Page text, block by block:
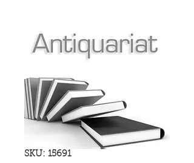
SKU: 15691